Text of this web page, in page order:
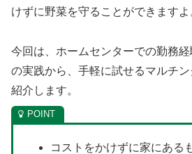
けずに野菜を守ることができますよ
今回は、ホームセンターでの勤務
の実践から、手軽に試せるマルチ
紹介します。
コストをかけずに家にある